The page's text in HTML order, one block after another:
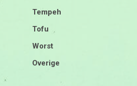
Tempeh
Tofu
Worst
Overige